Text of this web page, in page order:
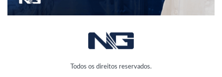
Todos os direitos reservados.